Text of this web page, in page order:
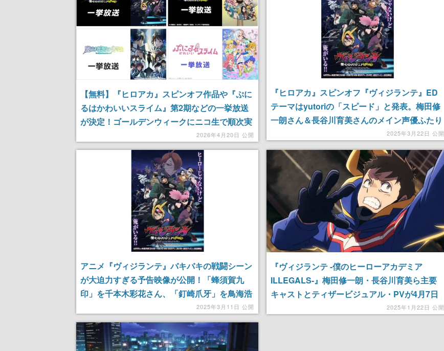
【無料】『ヒロアカ』スピンオフ作品や『ぷに
るはかわいいスライム』第2期などの一挙放送
が決定！ゴールデンウィークにニコ生で順次実
2026年4月20日 公開
『ヒロアカ』スピンオフ『ヴィジランテ』ED
テーマはyutoriの「スピード」と発表。梅田修
一朗さん＆長谷川育美さんのメイン声優ふたり
によるWEBラジオ「-ヴィジラジオ ILLEGALS
WAVE-」も配信決定
2025年3月22日 公開
アニメ『ヴィジランテ』バキバキの戦闘シーン
が大迫力すぎる予告映像が公開！「蜂須賀九
印」を千本木彩花さん、「釘崎爪牙」を鳥海浩
輔さんが演じる。OPテーマを歌うのは「はい
よろこんで」の「こっちのけんと」さん
2025年3月11日 公開
『ヴィジランテ -僕のヒーローアカデミア
ILLEGALS-』梅田修一朗・長谷川育美ら主要
キャストとティザービジュアル・PVが4月7日
の放送開始に先がけて公開。非合法ヒーローた
2025年1月22日 公開